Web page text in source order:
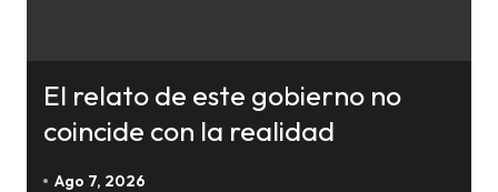
El relato de este gobierno no
coincide con la realidad
Ago 7, 2026